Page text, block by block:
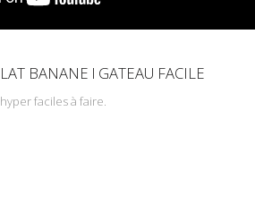
BANANE l GATEAU FACILE
faciles à faire.